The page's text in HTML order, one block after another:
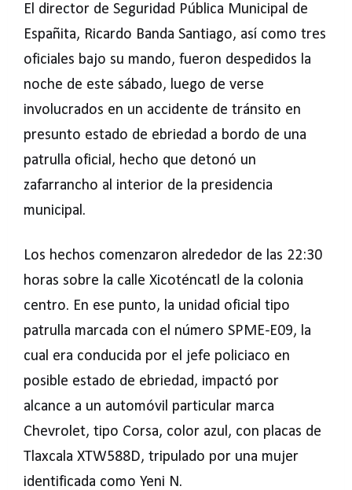
El director de Seguridad Pública Municipal de
Españita, Ricardo Banda Santiago, así como tres
oficiales bajo su mando, fueron despedidos la
noche de este sábado, luego de verse
involucrados en un accidente de tránsito en
presunto estado de ebriedad a bordo de una
patrulla oficial, hecho que detonó un
zafarrancho al interior de la presidencia
municipal.
Los hechos comenzaron alrededor de las 22:30
horas sobre la calle Xicoténcatl de la colonia
centro. En ese punto, la unidad oficial tipo
patrulla marcada con el número SPME-E09, la
cual era conducida por el jefe policiaco en
posible estado de ebriedad, impactó por
alcance a un automóvil particular marca
Chevrolet, tipo Corsa, color azul, con placas de
Tlaxcala XTW588D, tripulado por una mujer
identificada como Yeni N.